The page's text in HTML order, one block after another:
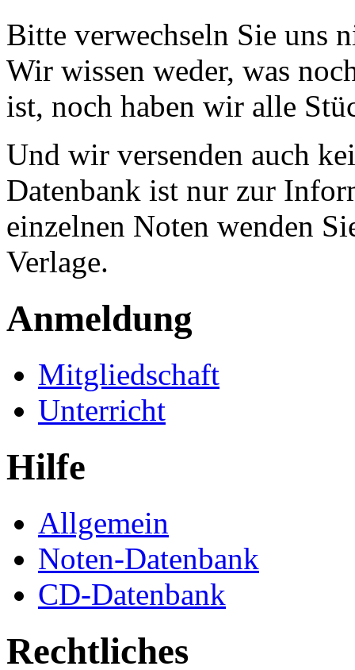
Bitte verwechseln Sie uns
Wir wissen weder, was
ist, noch haben wir alle
Und wir versenden auch
Datenbank ist nur zur
einzelnen Noten wenden
Verlage.
Anmeldung
Mitgliedschaft
Unterricht
Hilfe
Allgemein
Noten-Datenbank
CD-Datenbank
Rechtliches